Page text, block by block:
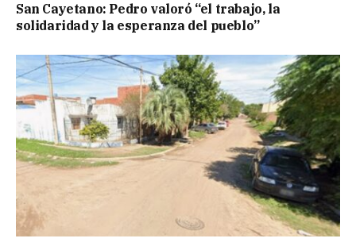
San Cayetano: Pedro valoró “el trabajo, la
solidaridad y la esperanza del pueblo”